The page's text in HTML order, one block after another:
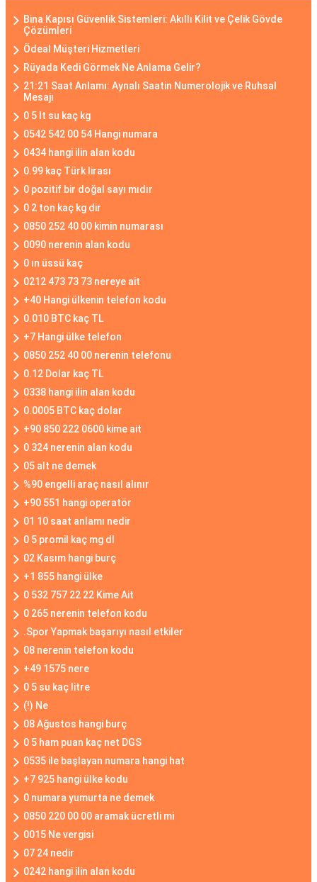
Bina Kapısı Güvenlik Sistemleri: Akıllı Kilit ve Çelik Gövde
Çözümleri
Ödeal Müşteri Hizmetleri
Rüyada Kedi Görmek Ne Anlama Gelir?
21:21 Saat Anlamı: Aynalı Saatin Numerolojik ve Ruhsal
Mesajı
0 5 lt su kaç kg
0542 542 00 54 Hangi numara
0434 hangi ilin alan kodu
0.99 kaç Türk lirası
0 pozitif bir doğal sayı mıdır
0 2 ton kaç kg dir
0850 252 40 00 kimin numarası
0090 nerenin alan kodu
0 ın üssü kaç
0212 473 73 73 nereye ait
+40 Hangi ülkenin telefon kodu
0.010 BTC kaç TL
+7 Hangi ülke telefon
0850 252 40 00 nerenin telefonu
0.12 Dolar kaç TL
0338 hangi ilin alan kodu
0.0005 BTC kaç dolar
+90 850 222 0600 kime ait
0 324 nerenin alan kodu
05 alt ne demek
%90 engelli araç nasıl alınır
+90 551 hangi operatör
01 10 saat anlamı nedir
0 5 promil kaç mg dl
02 Kasım hangi burç
+1 855 hangi ülke
0 532 757 22 22 Kime Ait
0 265 nerenin telefon kodu
.Spor Yapmak başarıyı nasıl etkiler
08 nerenin telefon kodu
+49 1575 nere
0 5 su kaç litre
(!) Ne
08 Ağustos hangi burç
0 5 ham puan kaç net DGS
0535 ile başlayan numara hangi hat
+7 925 hangi ülke kodu
0 numara yumurta ne demek
0850 220 00 00 aramak ücretli mi
0015 Ne vergisi
07 24 nedir
0242 hangi ilin alan kodu